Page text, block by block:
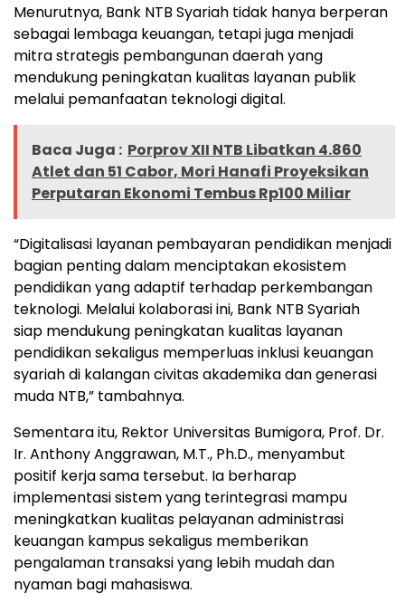
Menurutnya, Bank NTB Syariah tidak hanya berperan
sebagai lembaga keuangan, tetapi juga menjadi
mitra strategis pembangunan daerah yang
mendukung peningkatan kualitas layanan publik
melalui pemanfaatan teknologi digital.
Baca Juga : Porprov XII NTB Libatkan 4.860
Atlet dan 51 Cabor, Mori Hanafi Proyeksikan
Perputaran Ekonomi Tembus Rp100 Miliar
“Digitalisasi layanan pembayaran pendidikan menjadi
bagian penting dalam menciptakan ekosistem
pendidikan yang adaptif terhadap perkembangan
teknologi. Melalui kolaborasi ini, Bank NTB Syariah
siap mendukung peningkatan kualitas layanan
pendidikan sekaligus memperluas inklusi keuangan
syariah di kalangan civitas akademika dan generasi
muda NTB,” tambahnya.
Sementara itu, Rektor Universitas Bumigora, Prof. Dr.
Ir. Anthony Anggrawan, M.T., Ph.D., menyambut
positif kerja sama tersebut. Ia berharap
implementasi sistem yang terintegrasi mampu
meningkatkan kualitas pelayanan administrasi
keuangan kampus sekaligus memberikan
pengalaman transaksi yang lebih mudah dan
nyaman bagi mahasiswa.